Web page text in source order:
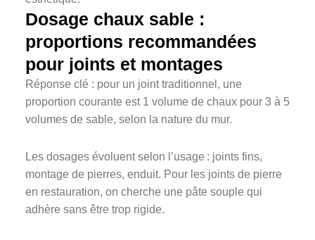
Dosage chaux sable :
proportions recommandées
pour joints et montages
Réponse clé : pour un joint traditionnel, une
proportion courante est 1 volume de chaux pour 3 à 5
volumes de sable, selon la nature du mur.
Les dosages évoluent selon l’usage : joints fins,
montage de pierres, enduit. Pour les joints de pierre
en restauration, on cherche une pâte souple qui
adhère sans être trop rigide.